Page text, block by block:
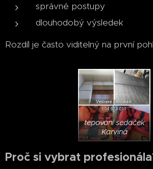
správné postupy
dlouhodobý výsledek
Rozdíl je často viditelný na první
tepování sedaček
Karviná
Proč si vybrat